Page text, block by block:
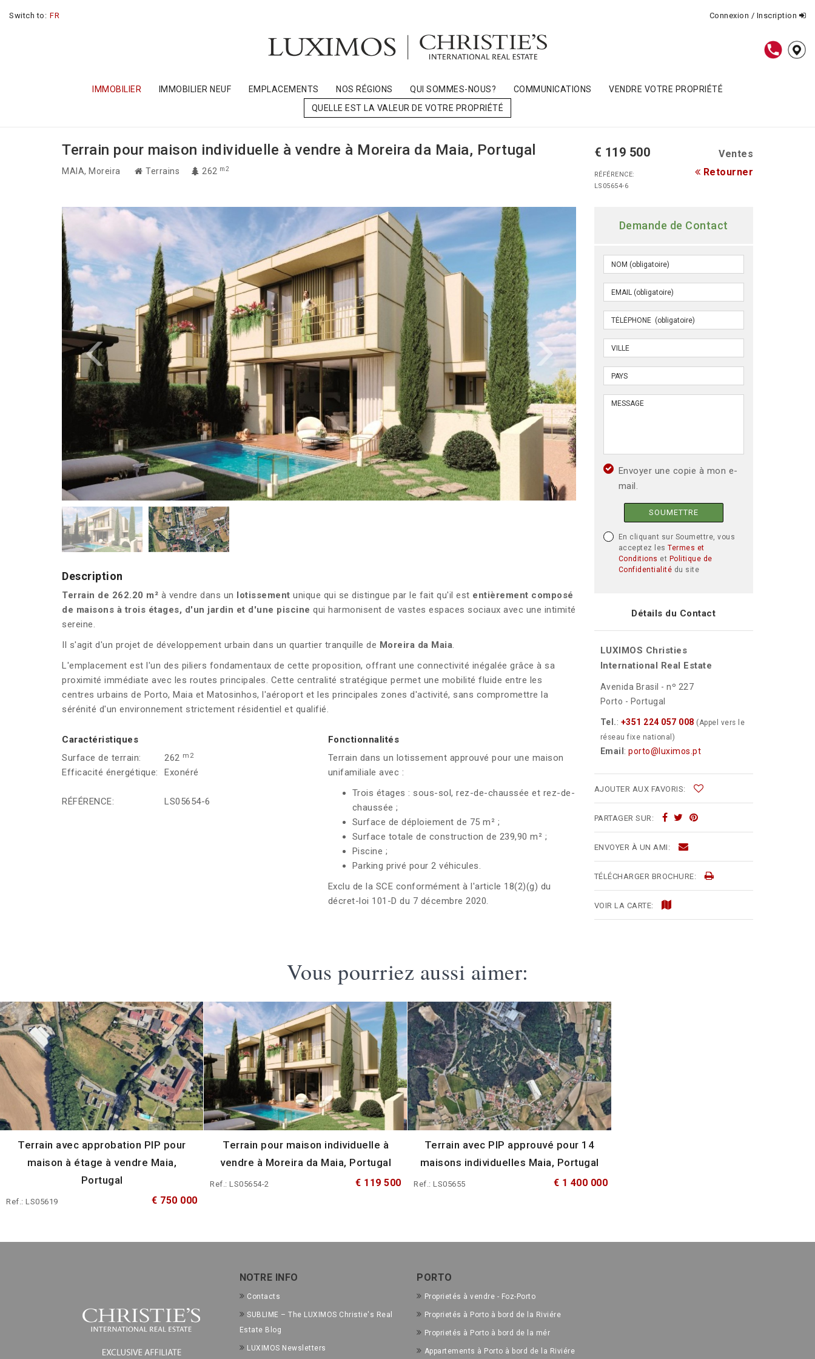
Switch to: FR Connexion / Inscription
IMMOBILIER IMMOBILIER NEUF EMPLACEMENTS NOS RÉGIONS QUI SOMMES-NOUS? COMMUNICATIONS
VENDRE VOTRE PROPRIÉTÉ
QUELLE EST LA VALEUR DE VOTRE PROPRIÉTÉ
Terrain pour maison individuelle à vendre à Moreira da Maia, Portugal
MAIA, Moreira Terrains 262 m2
€ 119 500 Ventes
RÉFÉRENCE:
LS05654-6
Retourner
Description
Terrain de 262.20 m² à vendre dans un lotissement unique qui se distingue par le fait qu'il est entièrement composé
de maisons à trois étages, d'un jardin et d'une piscine qui harmonisent de vastes espaces sociaux avec une intimité
sereine.
Il s'agit d'un projet de développement urbain dans un quartier tranquille de Moreira da Maia.
L'emplacement est l'un des piliers fondamentaux de cette proposition, offrant une connectivité inégalée grâce à sa
proximité immédiate avec les routes principales. Cette centralité stratégique permet une mobilité fluide entre les
centres urbains de Porto, Maia et Matosinhos, l'aéroport et les principales zones d'activité, sans compromettre la
sérénité d'un environnement strictement résidentiel et qualifié.
Caractéristiques
Surface de terrain:
262 m2
Efficacité énergétique: Exonéré
RÉFÉRENCE: LS05654-6
Fonctionnalités
Terrain dans un lotissement approuvé pour une maison
unifamiliale avec :
Trois étages : sous-sol, rez-de-chaussée et rez-de-
chaussée ;
Surface de déploiement de 75 m² ;
Surface totale de construction de 239,90 m² ;
Piscine ;
Parking privé pour 2 véhicules.
Exclu de la SCE conformément à l'article 18(2)(g) du
décret-loi 101-D du 7 décembre 2020.
Demande de Contact
Envoyer une copie à mon e-
mail.
SOUMETTRE
En cliquant sur Soumettre, vous
acceptez les Termes et
Conditions et Politique de
Confidentialité du site
Détails du Contact
LUXIMOS Christies
International Real Estate
Avenida Brasil - nº 227
Porto - Portugal
Tel.: +351 224 057 008 (Appel vers le
réseau fixe national)
Email : porto@luximos.pt
AJOUTER AUX FAVORIS:
PARTAGER SUR:
ENVOYER À UN AMI:
TÉLÉCHARGER BROCHURE:
VOIR LA CARTE:
Vous pourriez aussi aimer:
Terrain avec approbation PIP pour
maison à étage à vendre Maia,
Portugal
Ref.: LS05619 € 750 000
Terrain pour maison individuelle à
vendre à Moreira da Maia, Portugal
Ref.: LS05654-2 € 119 500
Terrain avec PIP approuvé pour 14
maisons individuelles Maia, Portugal
Ref.: LS05655 € 1 400 000
NOTRE INFO
Contacts
SUBLIME – The LUXIMOS Christie's Real
Estate Blog
LUXIMOS Newsletters
PORTO
Proprietés à vendre - Foz-Porto
Proprietés à Porto à bord de la Riviére
Proprietés à Porto à bord de la mér
Appartements à Porto à bord de la Riviére